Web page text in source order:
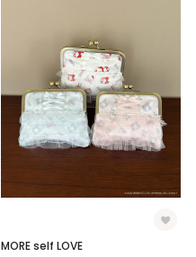
MORE self LOVE